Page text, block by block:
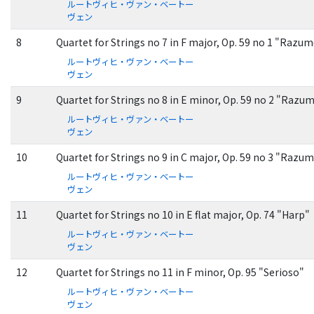
ルートヴィヒ・ヴァン・ベートー
ヴェン
8 Quartet for Strings no 7 in F major, Op. 59 no 1
ルートヴィヒ・ヴァン・ベートー
ヴェン
9 Quartet for Strings no 8 in E minor, Op. 59 no 2
ルートヴィヒ・ヴァン・ベートー
ヴェン
10 Quartet for Strings no 9 in C major, Op. 59 no 3
ルートヴィヒ・ヴァン・ベートー
ヴェン
11 Quartet for Strings no 10 in E flat major, Op. 74 "Harp"
ルートヴィヒ・ヴァン・ベートー
ヴェン
12 Quartet for Strings no 11 in F minor, Op. 95 "Serioso"
ルートヴィヒ・ヴァン・ベートー
ヴェン